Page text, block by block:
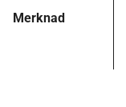
Merknad